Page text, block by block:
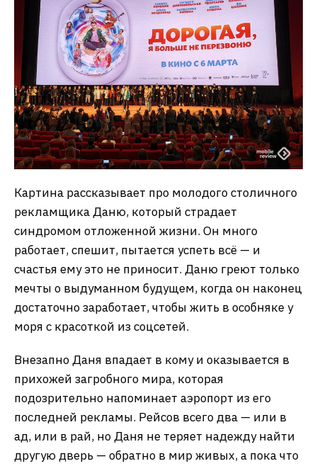
Картина рассказывает про молодого столичного
рекламщика Даню, который страдает
синдромом отложенной жизни. Он много
работает, спешит, пытается успеть всё — и
счастья ему это не приносит. Даню греют только
мечты о выдуманном будущем, когда он наконец
достаточно заработает, чтобы жить в особняке у
моря с красоткой из соцсетей.
Внезапно Даня впадает в кому и оказывается в
прихожей загробного мира, которая
подозрительно напоминает аэропорт из его
последней рекламы. Рейсов всего два — или в
ад, или в рай, но Даня не теряет надежду найти
другую дверь — обратно в мир живых, а пока что